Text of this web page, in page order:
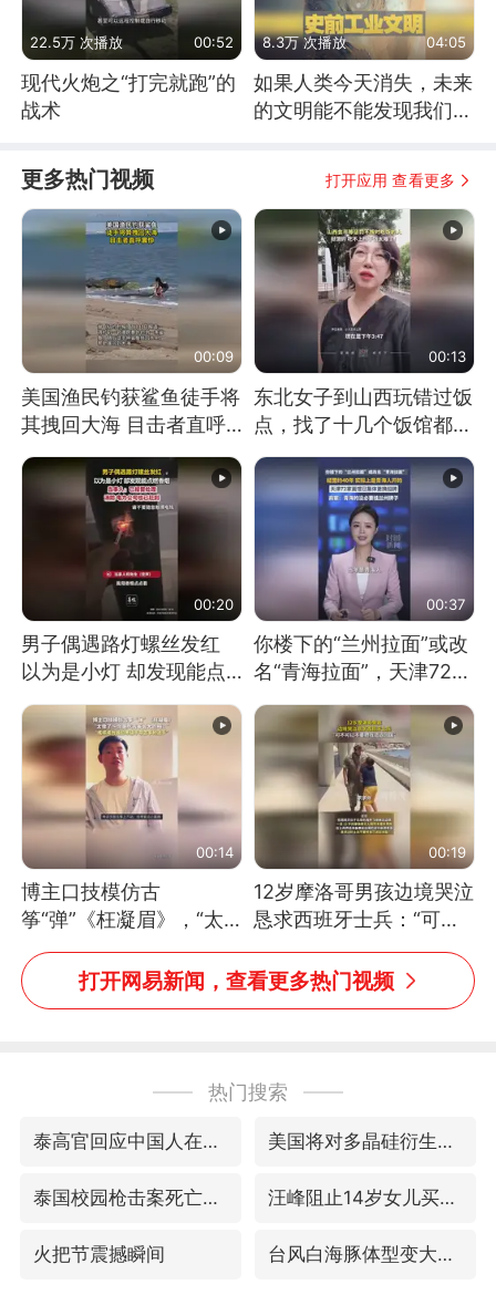
22.5万 次播放 00:52
现代火炮之“打完就跑”的
战术
8.3万 次播放 04:05
如果人类今天消失，未来
的文明能不能发现我们存
更多热门视频 打开应用 查看更多
00:09
美国渔民钓获鲨鱼徒手将
其拽回大海 目击者直呼
震惊 （视频来源：参考
消息）
00:13
东北女子到山西玩错过饭
点，找了十几个饭馆都没
开门：午休到几点
00:20
男子偶遇路灯螺丝发红
以为是小灯 却发现能点
燃香烟 当事人：已报警
处理
00:37
你楼下的“兰州拉面”或改
名“青海拉面”，天津72家
面馆已集体更换招牌
00:14
博主口技模仿古
筝“弹”《枉凝眉》，“太
像了～你是吃古筝长大的
吗？”“或将成为首位考级
不带古筝的选手。”（来
00:19
12岁摩洛哥男孩边境哭泣
恳求西班牙士兵：“可不
可以不要把我遣返回国”
打开网易新闻，查看更多热门视频
热门搜索
泰高官回应中国人在泰遭歧视：全面调查 美国将对多晶硅衍生品加征15%关税
泰国校园枪击案死亡人数升至7人 汪峰阻止14岁女儿买大牌
火把节震撼瞬间 台风白海豚体型变大近似13个浙江面积